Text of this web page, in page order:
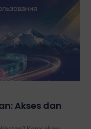
Akses dan